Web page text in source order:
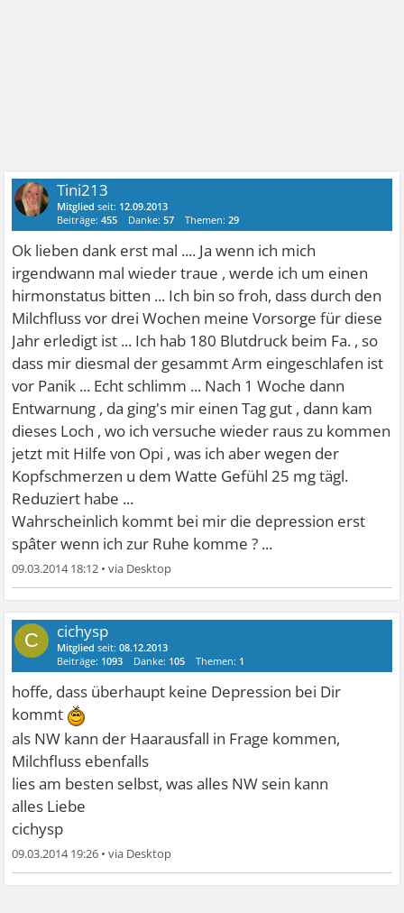
Tini213
Mitglied seit: 12.09.2013
Beiträge:455 Danke:57 Themen:29
Ok lieben dank erst mal .... Ja wenn ich mich
irgendwann mal wieder traue , werde ich um einen
hirmonstatus bitten ... Ich bin so froh, dass durch den
Milchfluss vor drei Wochen meine Vorsorge für diese
Jahr erledigt ist ... Ich hab 180 Blutdruck beim Fa. , so
dass mir diesmal der gesammt Arm eingeschlafen ist
vor Panik ... Echt schlimm ... Nach 1 Woche dann
Entwarnung , da ging's mir einen Tag gut , dann kam
dieses Loch , wo ich versuche wieder raus zu kommen
jetzt mit Hilfe von Opi , was ich aber wegen der
Kopfschmerzen u dem Watte Gefühl 25 mg tägl.
Reduziert habe ...
Wahrscheinlich kommt bei mir die depression erst
spâter wenn ich zur Ruhe komme ? ...
09.03.2014 18:12 •
C cichysp
Mitglied seit:08.12.2013
Beiträge: 1093 Danke: 105 Themen: 1
hoffe, dass überhaupt keine Depression bei Dir
kommt
als NW kann der Haarausfall in Frage kommen,
Milchfluss ebenfalls
lies am besten selbst, was alles NW sein kann
alles Liebe
cichysp
09.03.2014 19:26 •